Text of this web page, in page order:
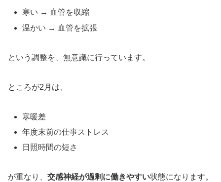
寒い → 血管を収縮
温かい → 血管を拡張
という調整を、無意識に行っています。
ところが2月は、
寒暖差
年度末前の仕事ストレス
日照時間の短さ
が重なり、 交感神経が過剰に働きやすい状態になります。